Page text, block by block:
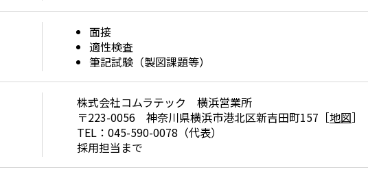
面接
適性検査
筆記試験（製図課題等）
株式会社コムラテック 横浜営業所
〒223-0056 神奈川県横浜市港北区新吉田町157［地図］
TEL：045-590-0078（代表）
採用担当まで